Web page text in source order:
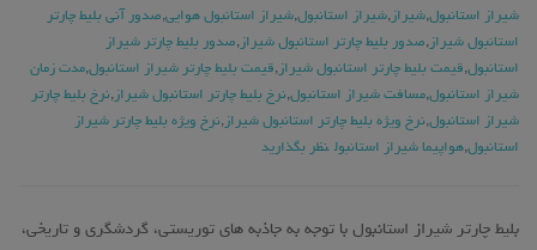
شیراز استانبول,شیراز ,شیراز استانبول,شیراز استانبول هوایی,صدور آنی بلیط چارتر
استانبول شیراز ,صدور بلیط چارتر استانبول شیراز ,صدور بلیط چارتر شیراز
استانبول,قیمت بلیط چارتر استانبول شیراز ,قیمت بلیط چارتر شیراز استانبول,مدت زمان
شیراز استانبول,مسافت شیراز استانبول,نرخ بلیط چارتر استانبول شیراز ,نرخ بلیط چارتر
شیراز استانبول,نرخ ویژه بلیط چارتر استانبول شیراز ,نرخ ویژه بلیط چارتر شیراز
استانبول,هواپیما شیراز استانبول نظر بگذارید
بلیط چارتر شیراز استانبول با توجه به جاذبه های توریستی، گردشگری و تاریخی،